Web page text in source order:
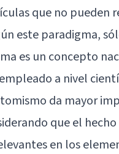
que no pueden
este paradigma,
es un concepto
a nivel
da mayor
que el
en los